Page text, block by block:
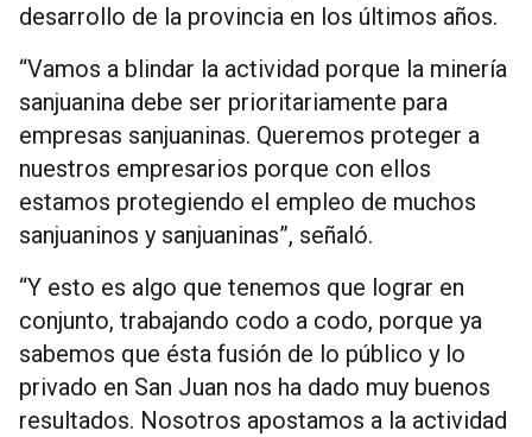
desarrollo de la provincia en los últimos años.
“Vamos a blindar la actividad porque la minería
sanjuanina debe ser prioritariamente para
empresas sanjuaninas. Queremos proteger a
nuestros empresarios porque con ellos
estamos protegiendo el empleo de muchos
sanjuaninos y sanjuaninas”, señaló.
“Y esto es algo que tenemos que lograr en
conjunto, trabajando codo a codo, porque ya
sabemos que ésta fusión de lo público y lo
privado en San Juan nos ha dado muy buenos
resultados. Nosotros apostamos a la actividad